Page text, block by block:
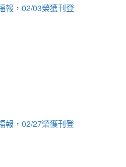
報，02/03榮獲刊登
報，02/27榮獲刊登